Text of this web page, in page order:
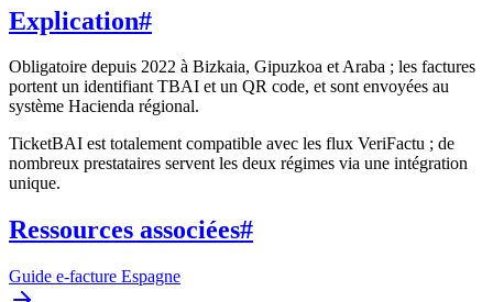
Explication#
Obligatoire depuis 2022 à Bizkaia, Gipuzkoa et Araba ; les factures
portent un identifiant TBAI et un QR code, et sont envoyées au
système Hacienda régional.
TicketBAI est totalement compatible avec les flux VeriFactu ; de
nombreux prestataires servent les deux régimes via une intégration
unique.
Ressources associées#
Guide e-facture Espagne